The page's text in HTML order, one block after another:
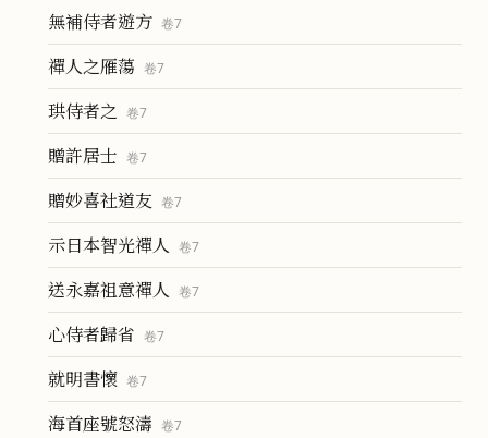
無補侍者遊方 卷7
禪人之雁蕩 卷7
珙侍者之 卷7
贈許居士 卷7
贈妙喜社道友 卷7
示日本智光禪人 卷7
送永嘉祖意禪人 卷7
心侍者歸省 卷7
就明書懷 卷7
海首座號怒濤 卷7